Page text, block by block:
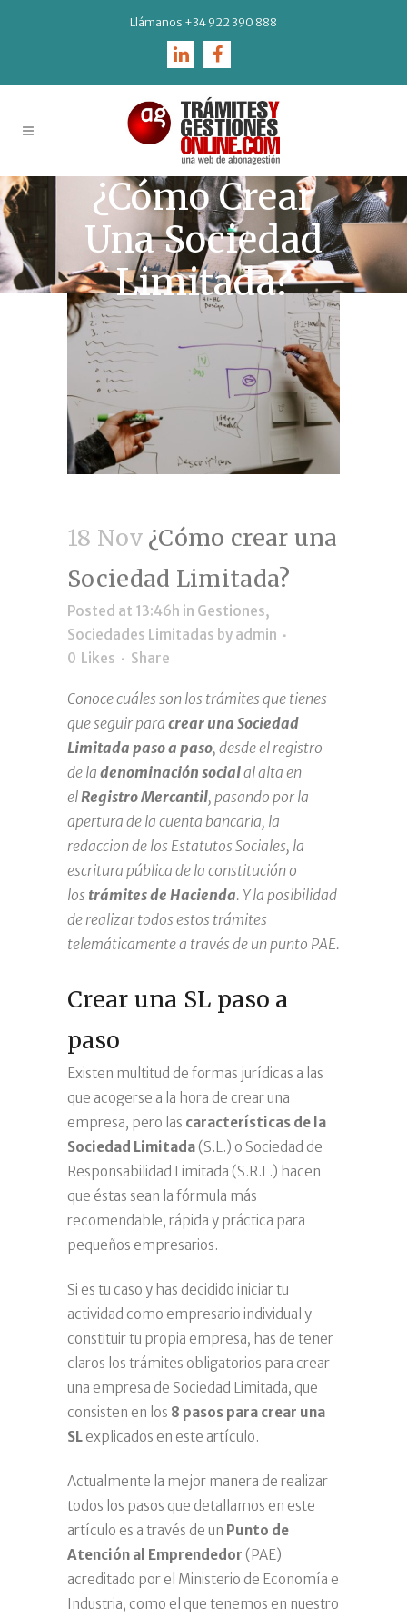
Llámanos +34 922 390 888
¿Cómo Crear
Una Sociedad
Limitada?
18 Nov¿Cómo crear una
Sociedad Limitada?
Posted at 13:46h in Gestiones,
Sociedades Limitadas by admin
0 Likes Share
Conoce cuáles son los trámites que tienes
que seguir para crear una Sociedad
Limitada paso a paso, desde el registro
de la denominación socialal alta en
elRegistro Mercantil, pasando por la
apertura de la cuenta bancaria, la
redaccion de los Estatutos Sociales, la
escritura pública de la constitución o
los trámites de Hacienda. Y la posibilidad
de realizar todos estos trámites
telemáticamente a través de un punto PAE.
Crear una SL paso a
paso
Existen multitud de formas jurídicas a las
que acogerse a la hora de crear una
empresa, pero las características de la
Sociedad Limitada(S.L.) o Sociedad de
Responsabilidad Limitada (S.R.L.) hacen
que éstas sean la fórmula más
recomendable, rápida y práctica para
pequeños empresarios.
Si es tu caso y has decidido iniciar tu
actividad como empresario individual y
constituir tu propia empresa, has de tener
claros los trámites obligatorios para crear
una empresa de Sociedad Limitada, que
consisten en los 8 pasos para crear una
SLexplicados en este artículo.
Actualmente la mejor manera de realizar
todos los pasos que detallamos en este
artículo es a través de un Punto de
Atención al Emprendedor (PAE)
acreditado por el Ministerio de Economía e
Industria, como el que tenemos en nuestro